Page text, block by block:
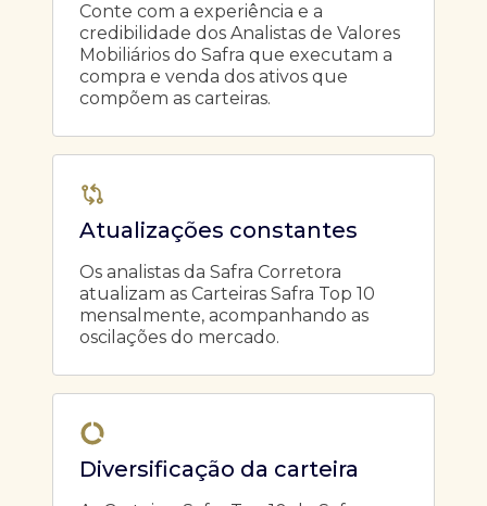
Conte com a experiência e a
credibilidade dos Analistas de Valores
Mobiliários do Safra que executam a
compra e venda dos ativos que
compõem as carteiras.
Atualizações constantes
Os analistas da Safra Corretora
atualizam as Carteiras Safra Top 10
mensalmente, acompanhando as
oscilações do mercado.
Diversificação da carteira